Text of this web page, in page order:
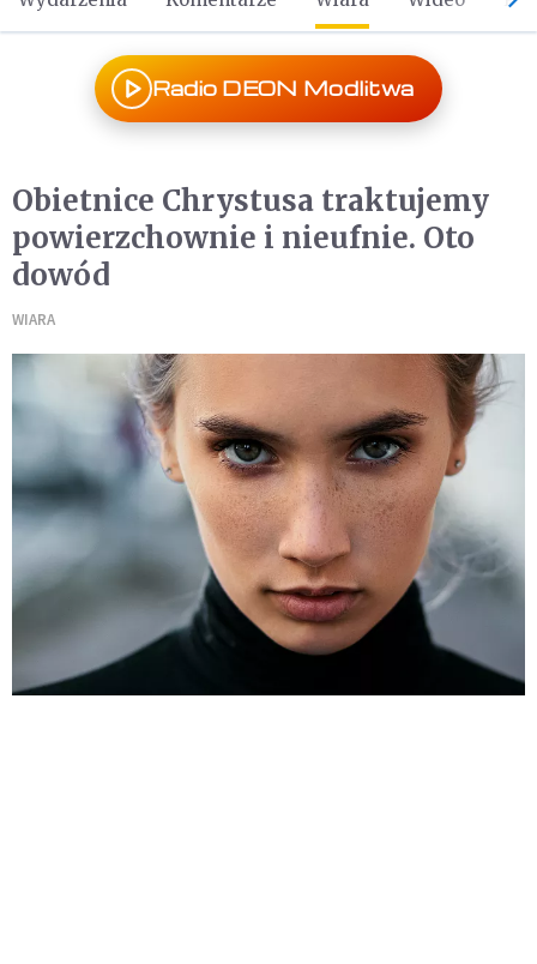
Radio DEON Modlitwa
Obietnice Chrystusa traktujemy
powierzchownie i nieufnie. Oto
dowód
WIARA